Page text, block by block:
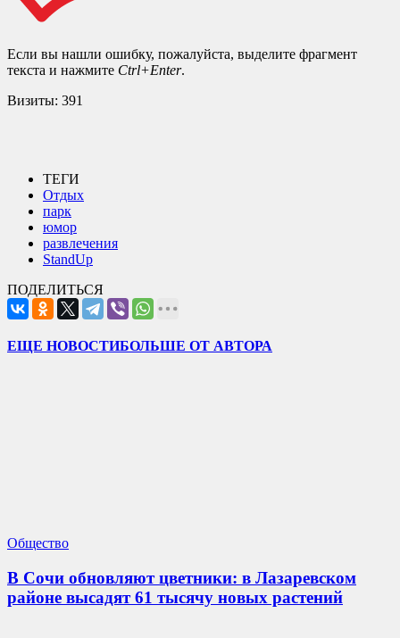
Если вы нашли ошибку, пожалуйста, выделите фрагмент
текста и нажмите Ctrl+Enter.
Визиты: 391
ТЕГИ
Отдых
парк
юмор
развлечения
StandUp
ПОДЕЛИТЬСЯ
ЕЩЕ НОВОСТИБОЛЬШЕ ОТ АВТОРА
Общество
В Сочи обновляют цветники: в Лазаревском
районе высадят 61 тысячу новых растений